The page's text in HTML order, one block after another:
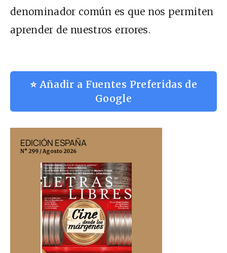
denominador común es que nos permiten
aprender de nuestros errores.
⭐ Añadir a Fuentes Preferidas de
Google
EDICIÓN ESPAÑA
N° 299 / Agosto 2026